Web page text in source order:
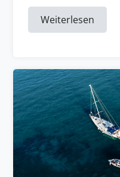
Weiterlesen